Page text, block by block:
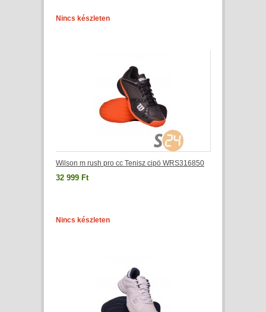
Nincs készleten
Wilson m rush pro cc Tenisz cipö WRS316850
32 999 Ft
Nincs készleten